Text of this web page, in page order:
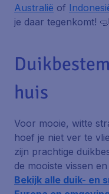
Australië of
je daar tegenkomt!
huis
Voor mooie, witte
hoef je niet ver te
zijn prachtige
de mooiste vissen
Bekijk alle duik- en